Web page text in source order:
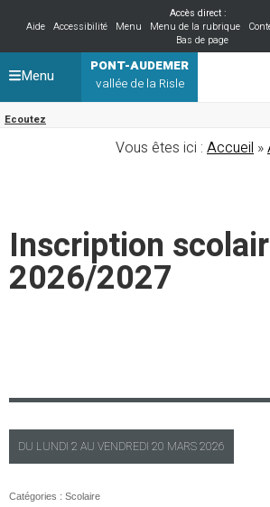
Accès direct :
Aide
Accessibilité Menu Menu de la rubrique
Bas de page
PONT-AUDEMER
vallée de la Risle
Ecoutez
Menu
Vous êtes ici : Accueil »
Inscription
2026/2027
DU LUNDI 2 AU VENDREDI 20 MARS 2026
Catégories : Scolaire